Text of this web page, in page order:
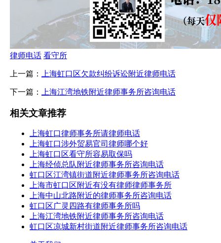
律师电话 看守所
上一篇： 上海虹口区欠款纠纷诉讼附近律师电话
下一篇： 上海江湾地铁附近律师事务所咨询电话
相关文章推荐
上海虹口律师事务所请律师电话
上海虹口涉外贸易官司律师哪个好
上海虹口区看守所容易取保吗
上海经侦总队附近律师事务所咨询电话
虹口区江湾镇街道附近律师事务所咨询电话
上海市虹口区附近有没有律师律师事务所
上海中山北路附近的律师事务所咨询电话
虹口区广灵四路有律师事务所吗
上海江湾地铁附近律师事务所咨询电话
虹口区凉城新村街道附近律师事务所咨询电话